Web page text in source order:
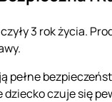
3 rok życia.
pełne
dziecko czuje się